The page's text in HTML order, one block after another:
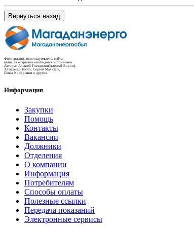
Вернуться назад
Фотографии, используемые на сайте,
взяты из открытых-свободных источников.
Авторы: Алексей Гнездилов(Алексей Ворон),
Александр Багно, Сергей Малюков,
Павел Кондрашев и другие.
Информация
Закупки
Помощь
Контакты
Вакансии
Должники
Отделения
О компании
Информация
Потребителям
Способы оплаты
Полезные ссылки
Передача показаний
Электронные сервисы